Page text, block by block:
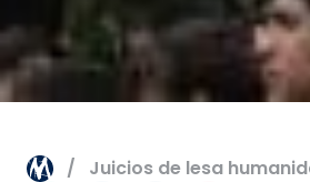
Juicios de lesa